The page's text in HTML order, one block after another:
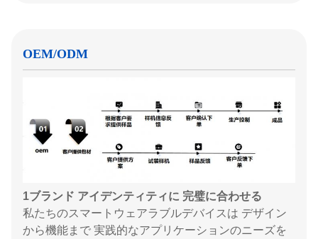
OEM/ODM
1ブランド アイデンティティに 完璧に合わせる
私たちのスマートウェアラブルデバイスは デザイン
から機能まで 実践的なアプリケーションのニーズを